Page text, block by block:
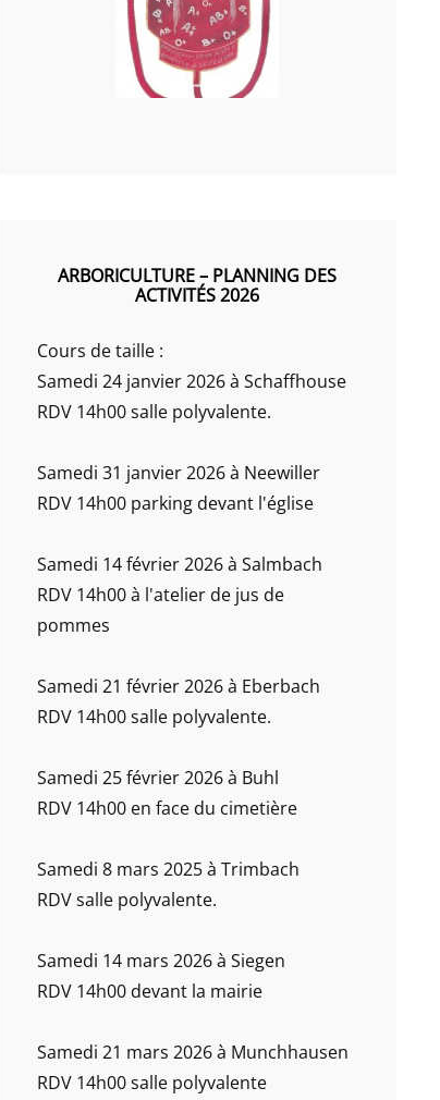
ARBORICULTURE – PLANNING DES
ACTIVITÉS 2026
Cours de taille :
Samedi 24 janvier 2026 à Schaffhouse
RDV 14h00 salle polyvalente.
Samedi 31 janvier 2026 à Neewiller
RDV 14h00 parking devant l'église
Samedi 14 février 2026 à Salmbach
RDV 14h00 à l'atelier de jus de
pommes
Samedi 21 février 2026 à Eberbach
RDV 14h00 salle polyvalente.
Samedi 25 février 2026 à Buhl
RDV 14h00 en face du cimetière
Samedi 8 mars 2025 à Trimbach
RDV salle polyvalente.
Samedi 14 mars 2026 à Siegen
RDV 14h00 devant la mairie
Samedi 21 mars 2026 à Munchhausen
RDV 14h00 salle polyvalente